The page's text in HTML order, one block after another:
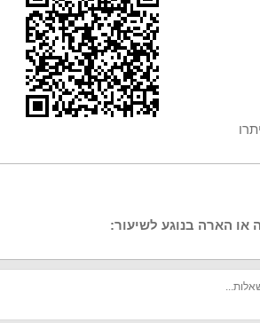
הארה בנוגע לשיעור: